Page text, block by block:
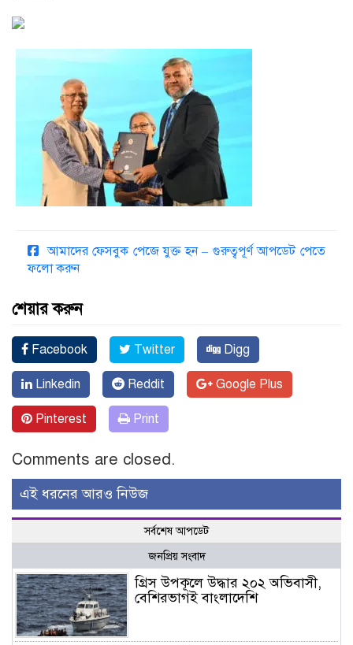
আমাদের ফেসবুক পেজে যুক্ত হন – গুরুত্বপূর্ণ আপডেট পেতে
ফলো করুন
শেয়ার করুন
Facebook Twitter Digg
Linkedin Reddit Google Plus
Pinterest Print
Comments are closed.
এই ধরনের আরও নিউজ
সর্বশেষ আপডেট
জনপ্রিয় সংবাদ
গ্রিস উপকূলে উদ্ধার ২০২ অভিবাসী,
বেশিরভাগই বাংলাদেশি